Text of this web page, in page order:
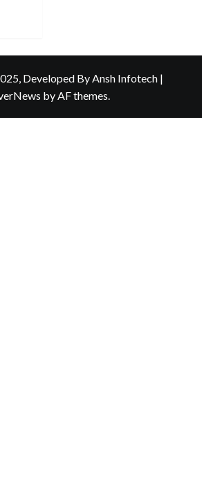
Developed By Ansh Infotech |
by AF themes.